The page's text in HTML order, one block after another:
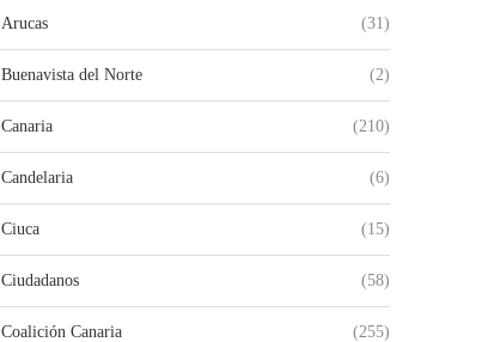
ARRANCA CON ÉXITO...
SIN FUTURO
Arucas (31)
Buenavista del Norte (2)
Canaria (210)
Candelaria (6)
Ciuca (15)
Ciudadanos (58)
Coalición Canaria (255)